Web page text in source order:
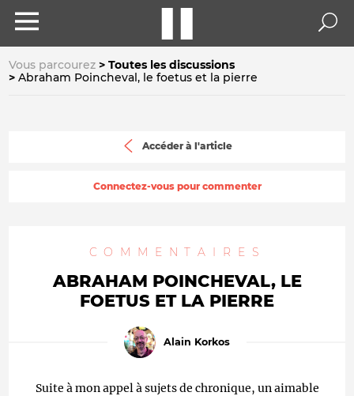
Vous parcourez
Toutes les discussions
Abraham Poincheval, le foetus et la pierre
Accéder à l'article
Connectez-vous pour commenter
COMMENTAIRES
ABRAHAM POINCHEVAL, LE
FOETUS ET LA PIERRE
Alain Korkos
Suite à mon appel à sujets de chronique, un aimable